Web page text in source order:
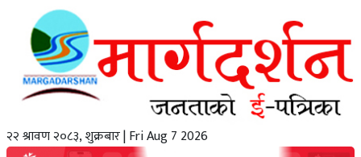
२२ श्रावण २०८३, शुक्रबार | Fri Aug 7 2026